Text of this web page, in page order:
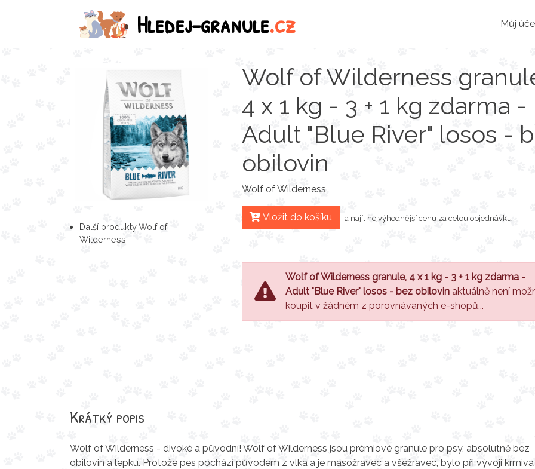
Hledej-granule.cz Můj
Další produkty Wolf of
Wilderness
Wolf of Wilderness
4 x 1 kg - 3 + 1 kg zdarma -
Adult "Blue River" losos -
obilovin
Wolf of Wilderness
Vložit do košíku a najít nejvýhodnější cenu za celou objednávku
Wolf of Wilderness granule, 4 x 1 kg - 3 + 1 kg zdarma -
Adult "Blue River" losos - bez obilovin aktuálně není
koupit v žádném z porovnávaných e-shopů...
Krátký popis
Wolf of Wilderness - divoké a původní! Wolf of Wilderness jsou prémiové granule pro psy, absolutně bez
obilovin a lepku. Protože pes pochází původem z vlka a je masožravec a všežravec, bylo při vývoji